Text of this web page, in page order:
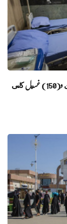
خلال زيارة الاربعين: اجراء (75) عملية كبرى و(5260) صغرى و(150) غسيل كلى